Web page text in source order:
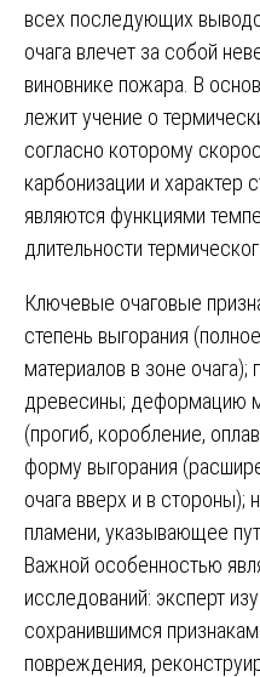
всех последующих
очага влечет за собой
виновнике пожара. В
лежит учение о
согласно которому
карбонизации и характер
являются функциями
длительности
Ключевые очаговые
степень выгорания
материалов в зоне очага);
древесины; деформацию
(прогиб, коробление,
форму выгорания
очага вверх и в стороны);
пламени, указывающее
Важной особенностью
исследований: эксперт
сохранившимся
повреждения,